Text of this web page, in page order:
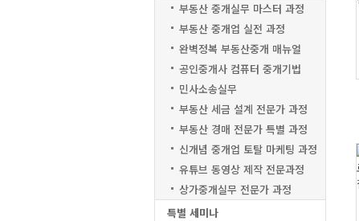
부동산 중개실무 마스터 과정
부동산 중개업 실전 과정
완벽정복 부동산중개 매뉴얼
공인중개사 컴퓨터 중개기법
민사소송실무
부동산 세금 설계 전문가 과정
부동산 경매 전문가 특별 과정
신개념 중개업 토탈 마케팅 과정
유튜브 동영상 제작 전문과정
상가중개실무 전문가 과정
특별 세미나